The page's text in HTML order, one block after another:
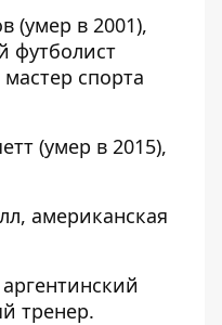
(умер в 2001),
футболист
спорта
(умер в 2015),
американская
тренер.